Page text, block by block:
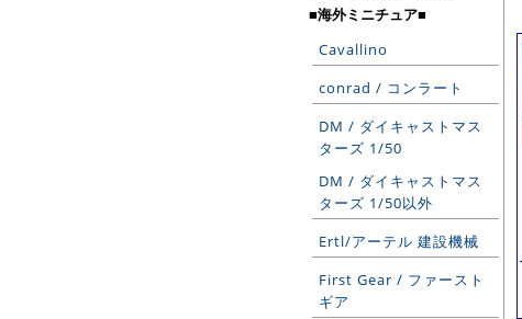
■海外ミニチュア■
Cavallino
conrad / コンラート
DM / ダイキャストマス
ターズ 1/50
DM / ダイキャストマス
ターズ 1/50以外
Ertl/アーテル 建設機械
First Gear / ファースト
ギア